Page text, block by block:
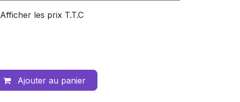
Afficher les prix T.T.C
Ajouter au panier